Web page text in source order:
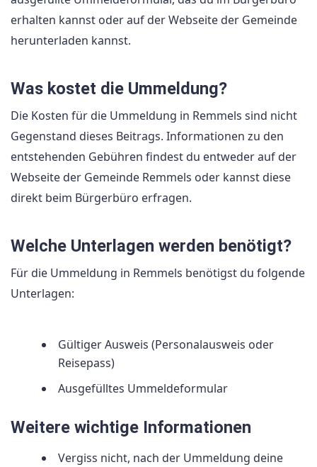
erhalten kannst oder auf der Webseite der Gemeinde
herunterladen kannst.
Was kostet die Ummeldung?
Die Kosten für die Ummeldung in Remmels sind nicht
Gegenstand dieses Beitrags. Informationen zu den
entstehenden Gebühren findest du entweder auf der
Webseite der Gemeinde Remmels oder kannst diese
direkt beim Bürgerbüro erfragen.
Welche Unterlagen werden benötigt?
Für die Ummeldung in Remmels benötigst du folgende
Unterlagen:
Gültiger Ausweis (Personalausweis oder
Reisepass)
Ausgefülltes Ummeldeformular
Weitere wichtige Informationen
Vergiss nicht, nach der Ummeldung deine